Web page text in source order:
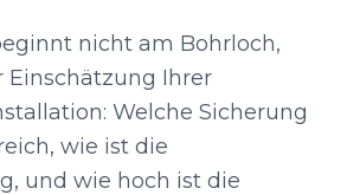
nicht am Bohrloch,
Einschätzung Ihrer
Welche Sicherung
wie ist die
und wie hoch ist die